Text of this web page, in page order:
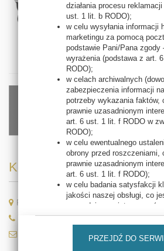
działania procesu
ust. 1 lit. b RODO);
w celu wysyłania informacji
marketingu za pomocą
podstawie Pani/Pana zgody
wyrażenia (podstawa z art.
RODO);
w celach archiwalnych
zabezpieczenia informacji
potrzeby wykazania faktów,
prawnie uzasadnionym
art. 6 ust. 1 lit. f RODO w
RODO);
w celu ewentualnego
obrony przed roszczeniami,
prawnie uzasadnionym
art. 6 ust. 1 lit. f RODO);
w celu badania satysfakcji
jakości naszej obsługi, co
uzasadnionym interesem
ust. 1 lit. f RODO);
w celu oferowania Pani/
produktów i usług
PRZEJDŹ DO
Kontakt
Rajska 69, 54-028 Wrocław
71 788 96 94/95, 603 634 468